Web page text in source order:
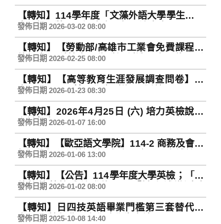
【轉知】114學年度「文藻外語大學學生學術
表現優異獎」甄選事宜及相關注意事項
發佈日期 2026-03-02 08:00
【轉知】【勞動部/高雄市工業會免費課程】
外語力 × 科技力，為職涯創造更多可能！重
點產業先備課程開放報名
發佈日期 2026-02-25 08:00
【轉知】【高等教育生涯發展調查問卷】｜
大三、碩一、博一學生（約30分鐘）
發佈日期 2026-01-23 08:30
【轉知】2026年4月25日 (六) 培力英檢說寫
考試報名
發佈日期 2026-01-07 16:00
【轉知】【歐亞語文學院】114-2 商務及會展
類選修課程開放選修_商務 × 會展一次補給：
強化你的實務力！
發佈日期 2026-01-06 13:00
【轉知】【公告】114學年度大學英檢；「其
他校外英檢成績登錄」及「缺考補繳測驗
費」受理時程
發佈日期 2026-01-02 08:00
【轉知】日四技英語畢業門檻第三套替代方
案(限四技部非國際學院學生申請)
發佈日期 2025-10-08 14:40